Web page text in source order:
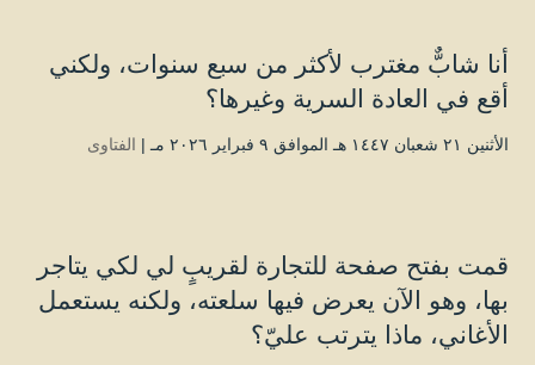
أنا شابٌّ مغترب لأكثر من سبع سنوات، ولكني
أقع في العادة السرية وغيرها؟
الأثنين ۲۱ شعبان ۱٤٤۷ هـ الموافق ۹ فبراير ۲۰۲٦ مـ | الفتاوى
قمت بفتح صفحة للتجارة لقريبٍ لي لكي يتاجر
بها، وهو الآن يعرض فيها سلعته، ولكنه يستعمل
الأغاني، ماذا يترتب عليّ؟